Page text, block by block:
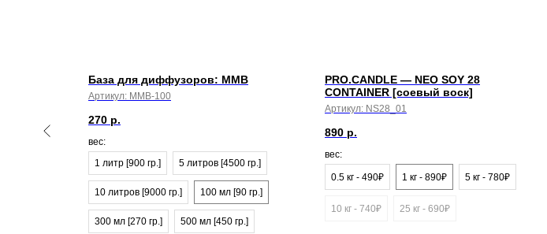
База для диффузоров: MMB
Артикул: MMB-100
270 р.
вес:
1 литр [900 гр.]
5 литров [4500 гр.]
10 литров [9000 гр.] 100 мл [90 гр.]
300 мл [270 гр.] 500 мл [450 гр.]
PRO.CANDLE — NEO SOY 28
CONTAINER [соевый воск]
Артикул: NS28_01
890 р.
вес:
0.5 кг - 490₽ 1 кг - 890₽ 5 кг - 780₽
10 кг - 740₽ 25 кг - 690₽